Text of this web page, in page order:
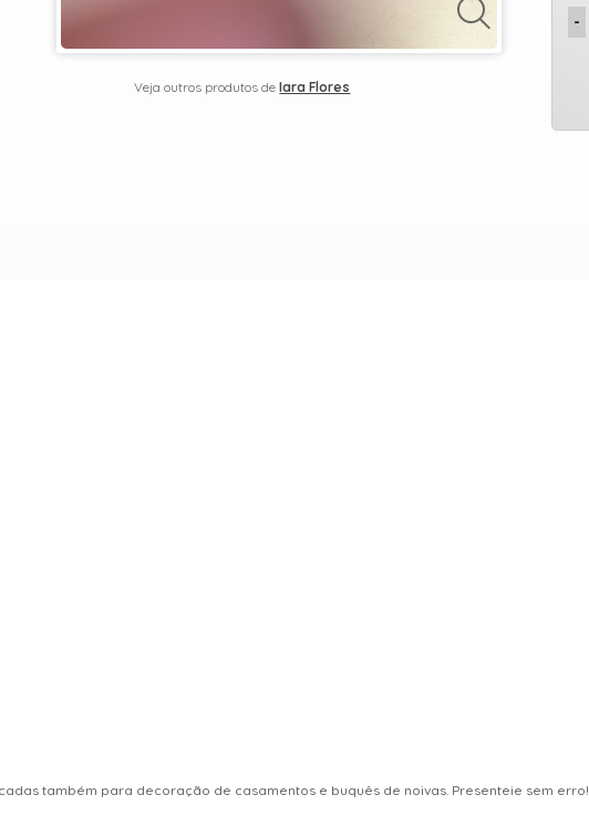
Veja outros produtos deIara Flores
também para decoração de casamentos e buquês de noivas. Presenteie sem erro!